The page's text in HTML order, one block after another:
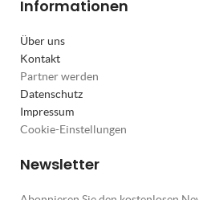
Informationen
Über uns
Kontakt
Partner werden
Datenschutz
Impressum
Cookie-Einstellungen
Newsletter